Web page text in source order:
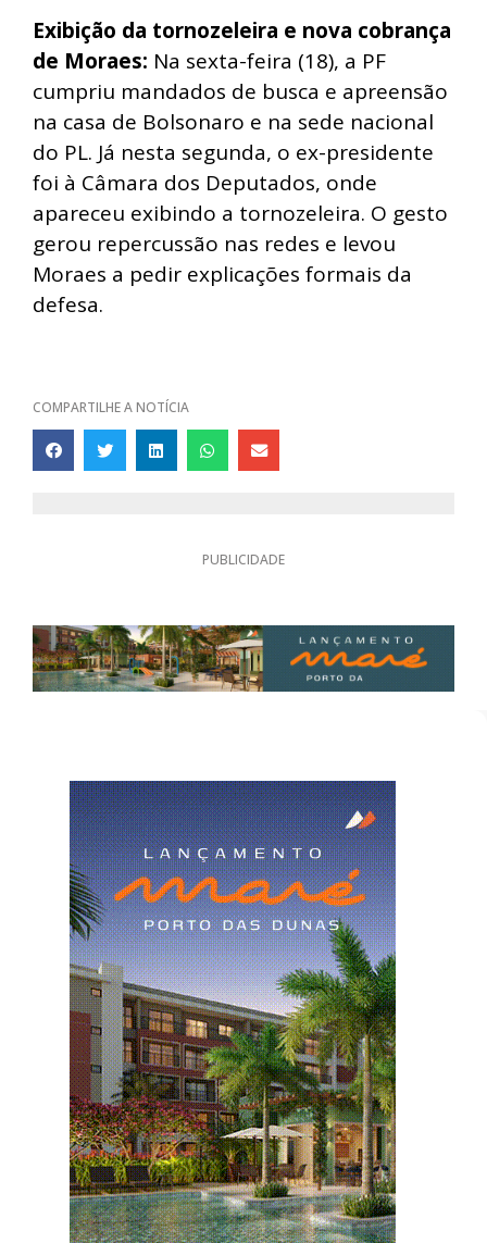
Exibição da tornozeleira e nova cobrança
de Moraes: Na sexta-feira (18), a PF
cumpriu mandados de busca e apreensão
na casa de Bolsonaro e na sede nacional
do PL. Já nesta segunda, o ex-presidente
foi à Câmara dos Deputados, onde
apareceu exibindo a tornozeleira. O gesto
gerou repercussão nas redes e levou
Moraes a pedir explicações formais da
defesa.
COMPARTILHE A NOTÍCIA
PUBLICIDADE